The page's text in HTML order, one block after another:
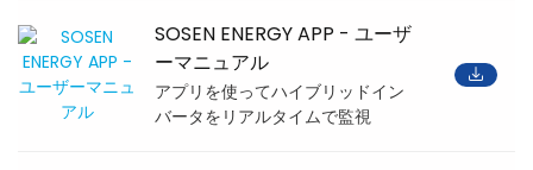
SOSEN ENERGY APP - ユーザ
ーマニュアル
アプリを使ってハイブリッドイン
バータをリアルタイムで監視